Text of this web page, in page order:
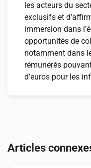
les acteurs du
exclusifs et
immersion dans
opportunités de
notamment dans
rémunérés
d’euros pour les
de
Articles